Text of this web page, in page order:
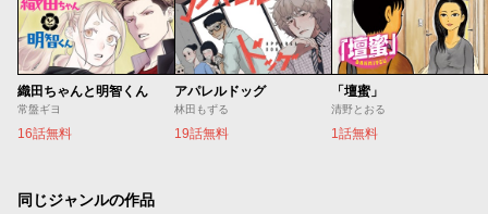
織田ちゃんと明智くん
常盤ギヨ
16話無料
アパレルドッグ
林田もずる
19話無料
「壇蜜」
清野とおる
1話無料
同じジャンルの作品